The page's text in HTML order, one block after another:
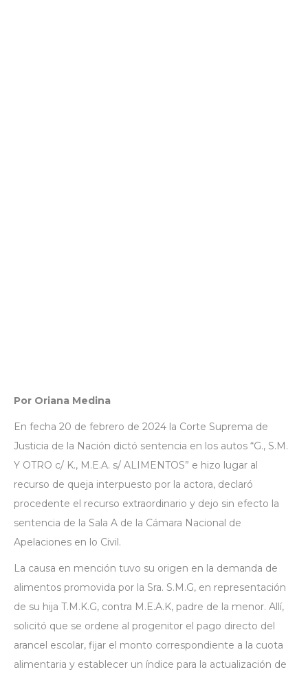
Por Oriana Medina
En fecha 20 de febrero de 2024 la Corte Suprema de
Justicia de la Nación dictó sentencia en los autos “G., S.M.
Y OTRO c/ K., M.E.A. s/ ALIMENTOS” e hizo lugar al
recurso de queja interpuesto por la actora, declaró
procedente el recurso extraordinario y dejo sin efecto la
sentencia de la Sala A de la Cámara Nacional de
Apelaciones en lo Civil.
La causa en mención tuvo su origen en la demanda de
alimentos promovida por la Sra. S.M.G, en representación
de su hija T.M.K.G, contra M.E.A.K, padre de la menor. Allí,
solicitó que se ordene al progenitor el pago directo del
arancel escolar, fijar el monto correspondiente a la cuota
alimentaria y establecer un índice para la actualización de